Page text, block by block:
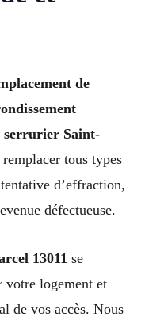
de
serrurier Saint-
tous types
d’effraction,
défectueuse.
13011 se
votre logement et
de vos accès. Nous